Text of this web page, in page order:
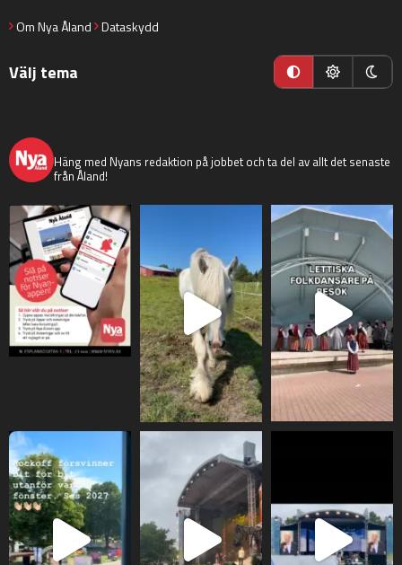
Om Nya Åland Dataskydd
Välj tema
Häng med Nyans redaktion på jobbet och ta del av allt det senaste
från Åland!